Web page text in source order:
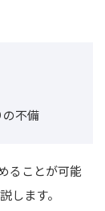
不備
ることが可能
します。